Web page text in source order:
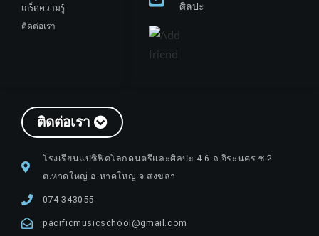
ติดต่อเรา
โรงเรียนแปซิฟิคโลกดนตรีและศิลปะ 4-6 ถ.จิระนคร ซ.2
ต.หาดใหญ่ อ.หาดใหญ่ จ.สงขลา
074 343055
pacificmusicschool@gmail.com
ศิลปะ
เกร็ดความรู้
ติดต่อเรา